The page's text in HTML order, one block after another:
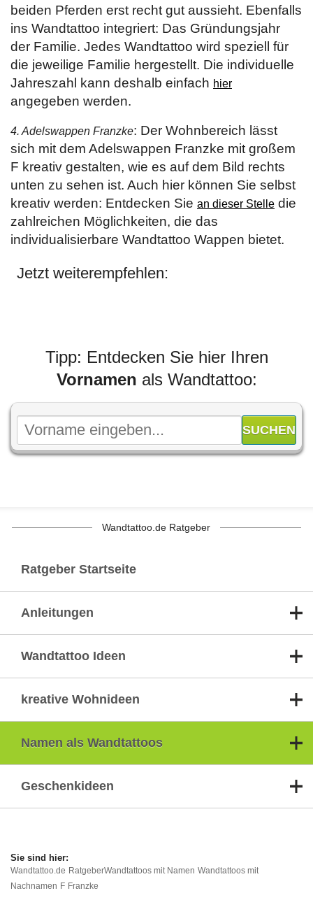
beiden Pferden erst recht gut aussieht. Ebenfalls
ins Wandtattoo integriert: Das Gründungsjahr
der Familie. Jedes Wandtattoo wird speziell für
die jeweilige Familie hergestellt. Die individuelle
Jahreszahl kann deshalb einfach hier
angegeben werden.
4. Adelswappen Franzke: Der Wohnbereich lässt
sich mit dem Adelswappen Franzke mit großem
F kreativ gestalten, wie es auf dem Bild rechts
unten zu sehen ist. Auch hier können Sie selbst
kreativ werden: Entdecken Sie an dieser Stelle die
zahlreichen Möglichkeiten, die das
individualisierbare Wandtattoo Wappen bietet.
Jetzt weiterempfehlen:
Tipp: Entdecken Sie hier Ihren
Vornamen als Wandtattoo:
Wandtattoo.de Ratgeber
Ratgeber Startseite
Anleitungen
Wandtattoo Ideen
kreative Wohnideen
Namen als Wandtattoos
Geschenkideen
Wandtattoo.de RatgeberWandtattoos mit Namen Wandtattoos mit
Nachnamen F Franzke